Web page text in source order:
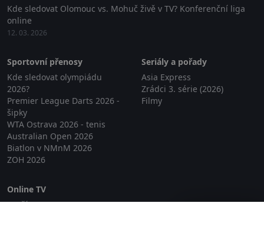
Kde sledovat Olomouc vs. Mohuč živě v TV? Konferenční liga
online
12. 03. 2026
Sportovní přenosy
Kde sledovat olympiádu
2026?
Premier League Darts 2026 -
šipky
WTA Ostrava 2026 - tenis
Australian Open 2026
Biatlon v NMnM 2026
ZOH 2026
Seriály a pořady
Asia Express
Zrádci 3. série (2026)
Filmy
Online TV
Lepší.TV